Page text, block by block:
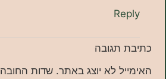
תגובה
לא יוצג באתר. שדות החובה מסומנים